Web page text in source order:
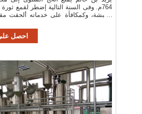
764م. وفى السنة التالية إضطر لقمع
الحبشة، وكمكافأة على خدماته ألحقت
احصل